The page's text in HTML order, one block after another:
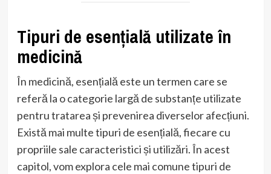
Tipuri de esențială utilizate în
medicină
În medicină, esențială este un termen care se
referă la o categorie largă de substanțe utilizate
pentru tratarea și prevenirea diverselor afecțiuni.
Există mai multe tipuri de esențială, fiecare cu
propriile sale caracteristici și utilizări. În acest
capitol, vom explora cele mai comune tipuri de